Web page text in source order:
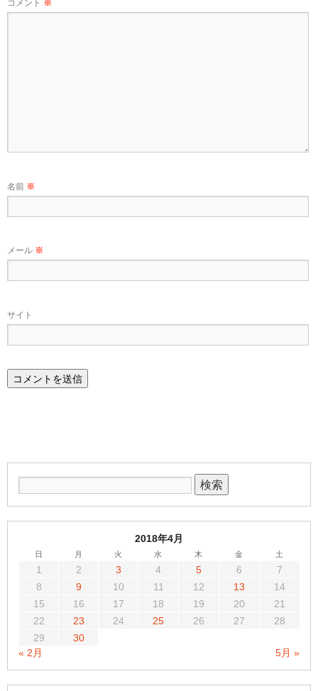
コメント ※
名前 ※
メール ※
サイト
2018年4月
日 月 火 水 木 金 土
1 2 3 4 5 6
7
8
9 10 11 12 13
14
15
16 17 18 19 20
21
22
23 24 25 26 27
28
29
30
« 2月
5月 »